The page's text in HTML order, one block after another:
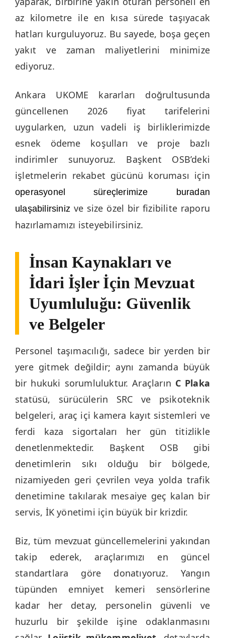
az kilometre ile en kısa sürede taşıyacak
hatları kurguluyoruz. Bu sayede, boşa geçen
yakıt ve zaman maliyetlerini minimize
ediyoruz.
Ankara UKOME kararları doğrultusunda
güncellenen 2026 fiyat tarifelerini
uygularken, uzun vadeli iş birliklerimizde
esnek ödeme koşulları ve proje bazlı
indirimler sunuyoruz. Başkent OSB’deki
işletmelerin rekabet gücünü koruması için
operasyonel süreçlerimize buradan
ulaşabilirsiniz ve size özel bir fizibilite raporu
hazırlamamızı isteyebilirsiniz.
İnsan Kaynakları ve
İdari İşler İçin Mevzuat
Uyumluluğu: Güvenlik
ve Belgeler
Personel taşımacılığı, sadece bir yerden bir
yere gitmek değildir; aynı zamanda büyük
bir hukuki sorumluluktur. Araçların C Plaka
statüsü, sürücülerin SRC ve psikoteknik
belgeleri, araç içi kamera kayıt sistemleri ve
ferdi kaza sigortaları her gün titizlikle
denetlenmektedir. Başkent OSB gibi
denetimlerin sıkı olduğu bir bölgede,
nizamiyeden geri çevrilen veya yolda trafik
denetimine takılarak mesaiye geç kalan bir
servis, İK yönetimi için büyük bir krizdir.
Biz, tüm mevzuat güncellemelerini yakından
takip ederek, araçlarımızı en güncel
standartlara göre donatıyoruz. Yangın
tüpünden emniyet kemeri sensörlerine
kadar her detay, personelin güvenli ve
huzurlu bir şekilde işine odaklanmasını